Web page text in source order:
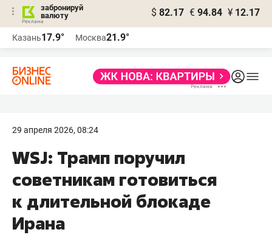
забронируй
валюту
$ 82.17 € 94.84 ¥ 12.17
Казань17.9° Москва21.9°
29 апреля 2026, 08:24
WSJ: Трамп поручил
советникам готовиться
к длительной блокаде
Ирана